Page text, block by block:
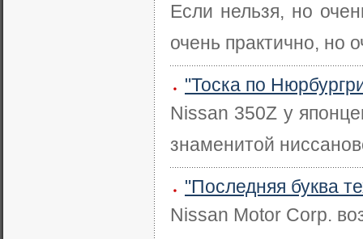
Если нельзя, но
очень практично, но
"Тоска по
Nissan 350Z у
знаменитой
"Последняя буква
Nissan Motor Corp.